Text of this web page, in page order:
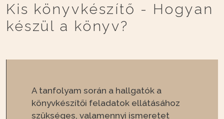
Kis könyvkészítő - Hogyan
készül a könyv?
A tanfolyam során a hallgatók a
könyvkészítői feladatok ellátásához
szükséges, valamennyi ismeretet